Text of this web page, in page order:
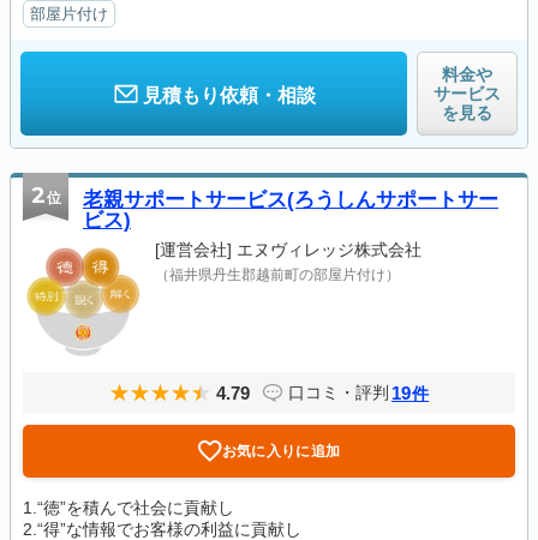
部屋片付け
見積もり依頼・相談
料金や
サービス
を見る
2位
老親サポートサービス(ろうしんサポートサー
ビス)
[運営会社] エヌヴィレッジ株式会社
（福井県丹生郡越前町の部屋片付け）
4.79 口コミ・評判 19件
お気に入りに追加
1.“徳”を積んで社会に貢献し
2.“得”な情報でお客様の利益に貢献し